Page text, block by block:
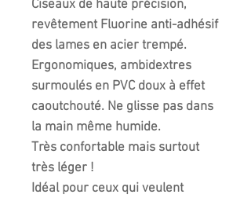
Ciseaux de haute précision,
revêtement Fluorine anti-adhésif
des lames en acier trempé.
Ergonomiques, ambidextres
surmoulés en PVC doux à effet
caoutchouté. Ne glisse pas dans
la main même humide.
Très confortable mais surtout
très léger !
Idéal pour ceux qui veulent